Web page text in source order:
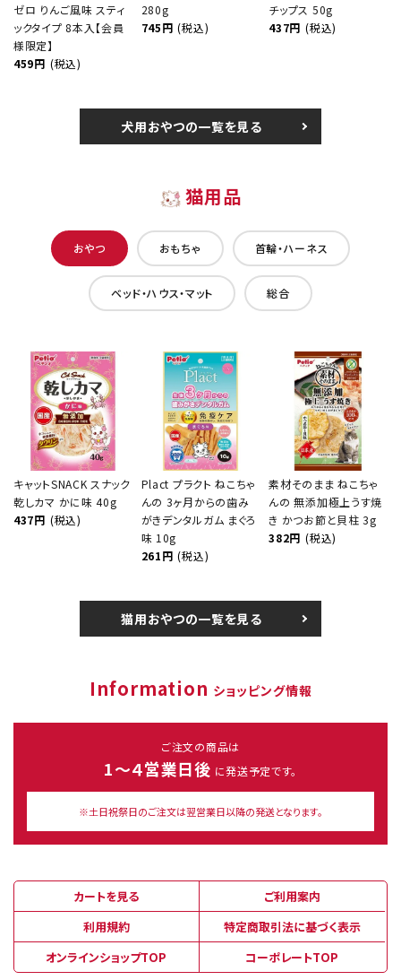
ゼロ りんご風味 スティ
ックタイプ 8本入【会員
様限定】
459円 (税込)
280g
745円 (税込)
チップス 50g
437円 (税込)
犬用おやつの一覧を見る
猫用品
おやつ おもちゃ 首輪・ハーネス
ベッド・ハウス・マット 総合
キャットSNACK スナック
乾しカマ かに味 40g
437円 (税込)
Plact プラクト ねこちゃ
んの 3ヶ月からの歯み
がきデンタルガム まぐろ
味 10g
261円 (税込)
素材そのまま ねこちゃ
んの 無添加極上うす焼
き かつお節と貝柱 3g
382円 (税込)
猫用おやつの一覧を見る
Information ショッピング情報
ご注文の商品は
1～４営業日後 に発送予定です。
※土日祝祭日のご注文は翌営業日以降の発送となります。
カートを見る
ご利用案内
利用規約
特定商取引法に基づく表示
オンラインショップTOP
コーポレートTOP